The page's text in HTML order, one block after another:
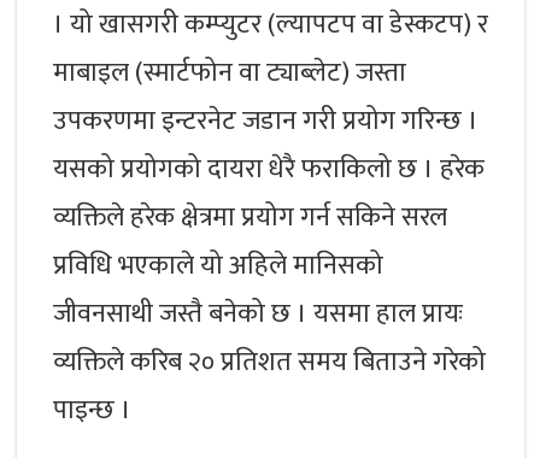
। यो खासगरी कम्प्युटर (ल्यापटप वा डेस्कटप) र
माबाइल (स्मार्टफोन वा ट्याब्लेट) जस्ता
उपकरणमा इन्टरनेट जडान गरी प्रयोग गरिन्छ ।
यसको प्रयोगको दायरा धेरै फराकिलो छ । हरेक
व्यक्तिले हरेक क्षेत्रमा प्रयोग गर्न सकिने सरल
प्रविधि भएकाले यो अहिले मानिसको
जीवनसाथी जस्तै बनेको छ । यसमा हाल प्रायः
व्यक्तिले करिब २० प्रतिशत समय बिताउने गरेको
पाइन्छ ।